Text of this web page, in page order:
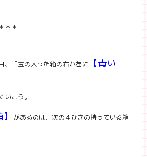
＊＊
、「宝の入った箱の右か左に
【青い
いこう。
があるのは、次の４ひきの持っている箱